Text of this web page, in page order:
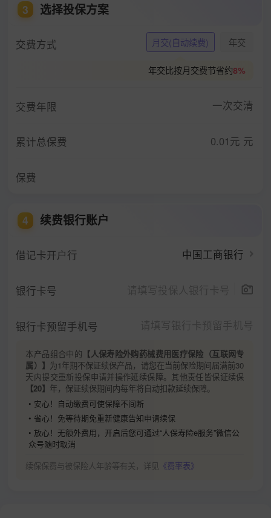
3 选择投保方案
交费方式 月交(自动续费) 年交
年交比按月交费节省约8%
交费年限 一次交清
累计总保费 0.01元 元
保费
4 续费银行账户
借记卡开户行 中国工商银行
银行卡号
银行卡预留手机号
本产品组合中的 【人保寿险外购药械费用医疗保险（互联网专
属）】 为1年期不保证续保产品，请您在当前保险期间届满前30
天内提交重新投保申请并操作延续保障。其他责任皆保证续保
【20】 年，保证续保期间内每年将自动扣款延续保障。
• 安心！自动缴费可使保障不间断
• 省心！免等待期免重新健康告知申请续保
• 放心！无额外费用，开启后您可通过“人保寿险e服务”微信公
众号随时取消
续保保费与被保险人年龄等有关，详见 《费率表》